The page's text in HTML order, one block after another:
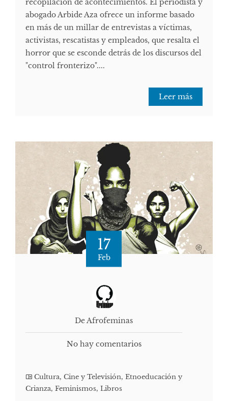
recopilación de acontecimientos. El periodista y
abogado Arbide Aza ofrece un informe basado
en más de un millar de entrevistas a víctimas,
activistas, rescatistas y empleados, que resalta el
horror que se esconde detrás de los discursos del
"control fronterizo"....
Leer más
17
Feb
De Afrofeminas
No hay comentarios
Cultura, Cine y Televisión, Etnoeducación y
Crianza, Feminismos, Libros